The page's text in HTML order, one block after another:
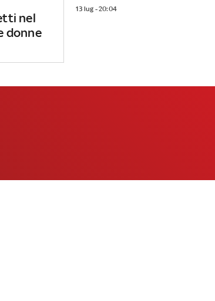
nel
donne
13 lug - 20:04